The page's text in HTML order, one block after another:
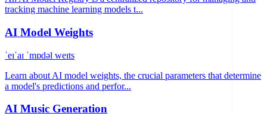
tracking machine learning models t...
AI Model Weights
ˈeɪˈaɪ ˈmɒdəl weɪts
Learn about AI model weights, the crucial parameters that determine
a model's predictions and perfor...
AI Music Generation